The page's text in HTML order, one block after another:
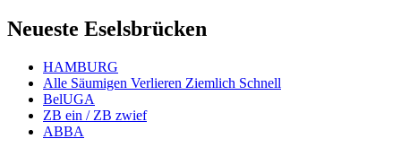
Neueste Eselsbrücken
HAMBURG
Alle Säumigen Verlieren Ziemlich Schnell
BelUGA
ZB ein / ZB zwief
ABBA